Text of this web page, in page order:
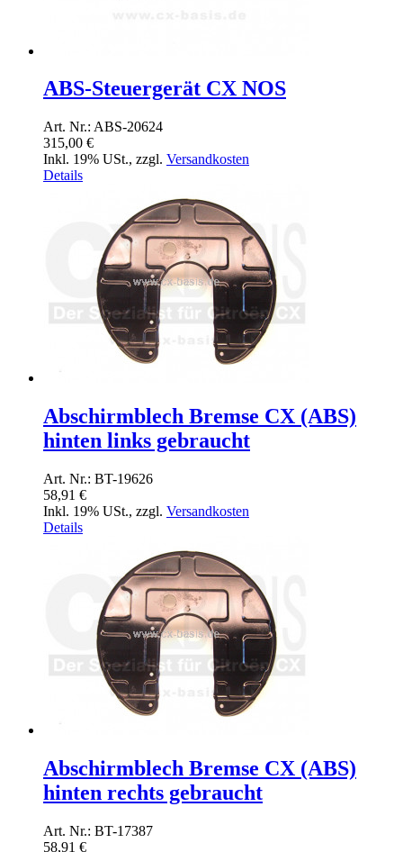
ABS-Steuergerät CX NOS
Art. Nr.: ABS-20624
315,00 €
Inkl. 19% USt., zzgl. Versandkosten
Details
Abschirmblech Bremse CX (ABS)
hinten links gebraucht
Art. Nr.: BT-19626
58,91 €
Inkl. 19% USt., zzgl. Versandkosten
Details
Abschirmblech Bremse CX (ABS)
hinten rechts gebraucht
Art. Nr.: BT-17387
58,91 €